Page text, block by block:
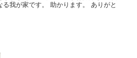
我が家です。 助かります。 ありがと